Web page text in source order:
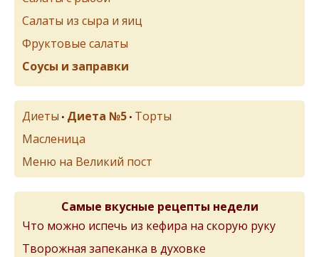
Салаты из сыра и яиц
Фруктовые салаты
Соусы и заправки
Диеты • Диета №5 • Торты
Масленица
Меню на Великий пост
Самые вкусные рецепты недели
Что можно испечь из кефира на скорую руку
Творожная запеканка в духовке